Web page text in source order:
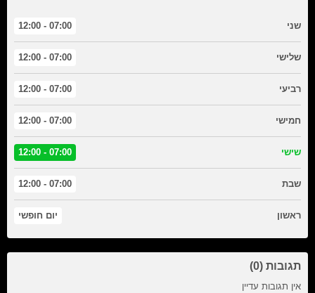
שני 07:00 - 12:00
שלישי 07:00 - 12:00
רביעי 07:00 - 12:00
חמישי 07:00 - 12:00
שישי 07:00 - 12:00
שבת 07:00 - 12:00
ראשון יום חופשי
תגובות (0)
אין תגובות עדיין